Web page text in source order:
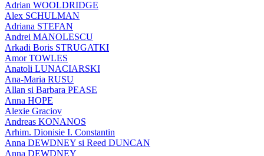
Adrian WOOLDRIDGE
Alex SCHULMAN
Adriana STEFAN
Andrei MANOLESCU
Arkadi Boris STRUGATKI
Amor TOWLES
Anatoli LUNACIARSKI
Ana-Maria RUSU
Allan si Barbara PEASE
Anna HOPE
Alexie Graciov
Andreas KONANOS
Arhim. Dionisie I. Constantin
Anna DEWDNEY si Reed DUNCAN
Anna DEWDNEY